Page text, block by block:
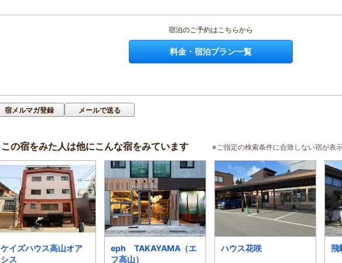
宿泊のご予約はこちらから
料金・宿泊プラン一覧
宿メルマガ登録 メールで送る
この宿をみた人は他にこんな宿をみています ※ご指定の検索条件に合致しない宿が表
ケイズハウス高山オア
シス
eph TAKAYAMA（エ
フ高山）
ハウス花咲 飛